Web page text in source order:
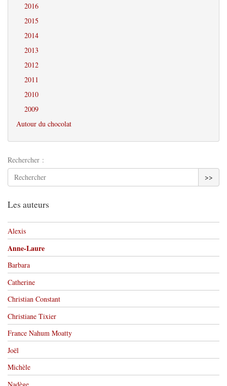
2016
2015
2014
2013
2012
2011
2010
2009
Autour du chocolat
Rechercher :
>>
Les auteurs
Alexis
Anne-Laure
Barbara
Catherine
Christian Constant
Christiane Tixier
France Nahum Moatty
Joël
Michèle
Nadège